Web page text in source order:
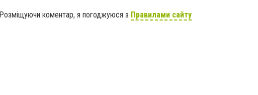
Розміщуючи коментар, я погоджуюся з Правилами сайту